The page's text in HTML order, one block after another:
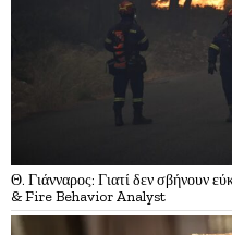
Θ. Γιάνναρος: Γιατί δεν σβήνουν
& Fire Behavior Analyst